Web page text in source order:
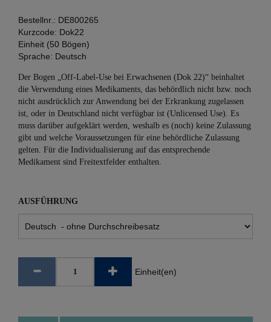
Bestellnr.: DE800265
Kurzcode: Dok22
Einheit (50 Bögen)
Sprache: Deutsch
Der Bogen „Off-Label-Use bei Erwachsenen (Dok 22)“ beinhaltet
die Verwendung eines Medikaments, das behördlich nicht bzw. noch
nicht ausdrücklich zur Anwendung bei der Erkrankung zugelassen
ist, oder in Deutschland nicht verfügbar ist (Unlicensed Use). Es
muss darüber aufgeklärt werden, weshalb es (noch) keine Zulassung
gibt und welche Voraussetzungen für eine behördliche Zulassung
gelten. Für die Individualisierung auf das entsprechende
Medikament sind Freitextfelder enthalten.
AUSFÜHRUNG
Einheit(en)